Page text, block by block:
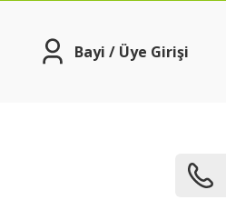
Bayi / Üye Girişi